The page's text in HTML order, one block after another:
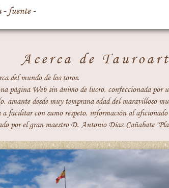
fuente -
Acerca de
del mundo de los toros.
página Web sin ánimo de lucro, confeccionada por
amante desde muy temprana edad del maravilloso
a facilitar con sumo respeto, información al aficionado
por el gran maestro D. Antonio Díaz Cañabate